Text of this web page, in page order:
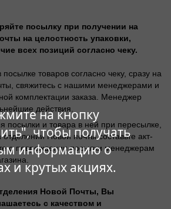
на кнопку
чтобы получать
информацию о
и крутых акциях.
посылку при получении на
на целостность упаковки,
всех позиций согласно чеку.
посылке товаров согласно чеку, сразу на
свяжитесь с нашими менеджерами и
комплектации заказа. Менеджер
действия.
посылки и товара в ней при пересылке,
отделении Новой почты составьте акт-
о повреждении посылки менеджерам
Новой Почты, Вы
с качеством и